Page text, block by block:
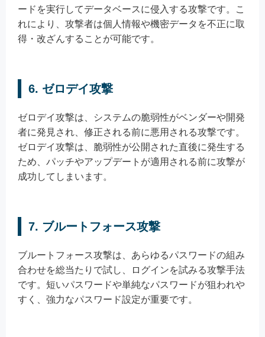
ードを実行してデータベースに侵入する攻撃です。こ
れにより、攻撃者は個人情報や機密データを不正に取
得・改ざんすることが可能です。
6. ゼロデイ攻撃
ゼロデイ攻撃は、システムの脆弱性がベンダーや開発
者に発見され、修正される前に悪用される攻撃です。
ゼロデイ攻撃は、脆弱性が公開された直後に発生する
ため、パッチやアップデートが適用される前に攻撃が
成功してしまいます。
7. ブルートフォース攻撃
ブルートフォース攻撃は、あらゆるパスワードの組み
合わせを総当たりで試し、ログインを試みる攻撃手法
です。短いパスワードや単純なパスワードが狙われや
すく、強力なパスワード設定が重要です。